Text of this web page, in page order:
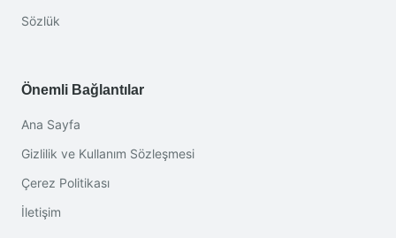
Sözlük
Önemli Bağlantılar
Ana Sayfa
Gizlilik ve Kullanım Sözleşmesi
Çerez Politikası
İletişim